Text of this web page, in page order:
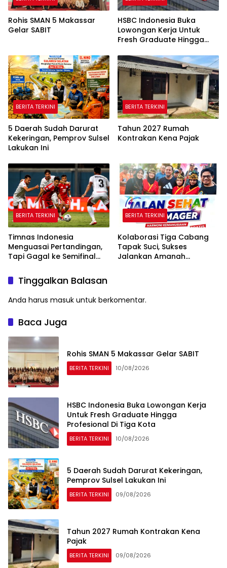
Rohis SMAN 5 Makassar
Gelar SABIT
HSBC Indonesia Buka
Lowongan Kerja Untuk
Fresh Graduate Hingga
BERITA TERKINI
5 Daerah Sudah Darurat
Kekeringan, Pemprov Sulsel
Lakukan Ini
BERITA TERKINI
Tahun 2027 Rumah
Kontrakan Kena Pajak
BERITA TERKINI
Timnas Indonesia
Menguasai Pertandingan,
Tapi Gagal ke Semifinal
BERITA TERKINI
Kolaborasi Tiga Cabang
Tapak Suci, Sukses
Jalankan Amanah
Tinggalkan Balasan
Anda harus masuk untuk berkomentar.
Baca Juga
Rohis SMAN 5 Makassar Gelar SABIT
BERITA TERKINI 10/08/2026
HSBC Indonesia Buka Lowongan Kerja
Untuk Fresh Graduate Hingga
Profesional Di Tiga Kota
BERITA TERKINI 10/08/2026
5 Daerah Sudah Darurat Kekeringan,
Pemprov Sulsel Lakukan Ini
BERITA TERKINI 09/08/2026
Tahun 2027 Rumah Kontrakan Kena
Pajak
BERITA TERKINI 09/08/2026